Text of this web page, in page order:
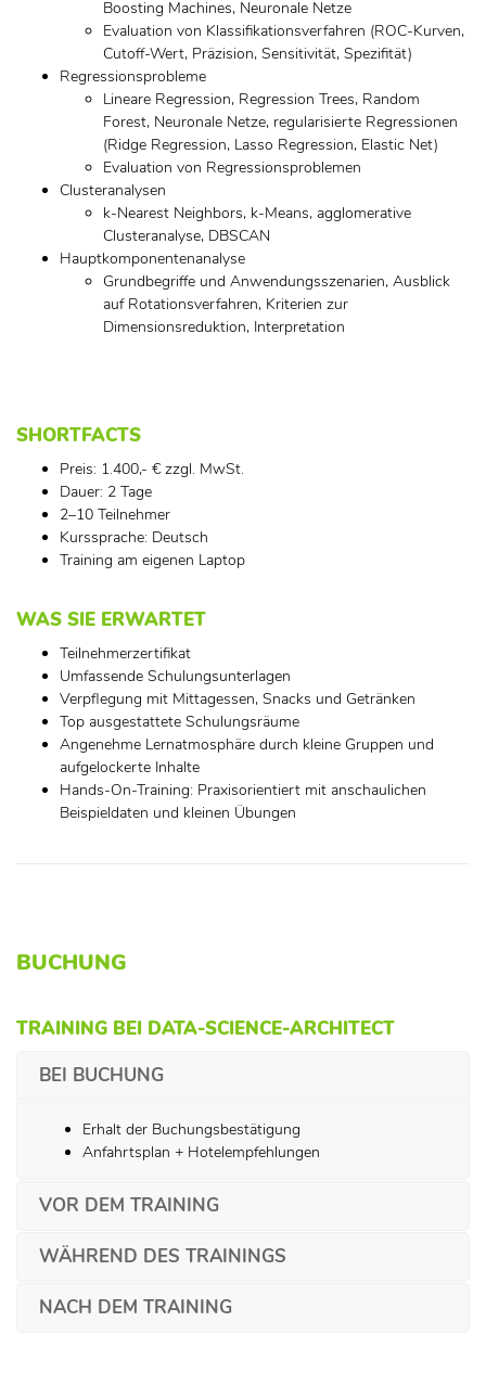
Boosting Machines, Neuronale Netze
Evaluation von Klassifikationsverfahren (ROC-Kurven,
Cutoff-Wert, Präzision, Sensitivität, Spezifität)
Regressionsprobleme
Lineare Regression, Regression Trees, Random
Forest, Neuronale Netze, regularisierte Regressionen
(Ridge Regression, Lasso Regression, Elastic Net)
Evaluation von Regressionsproblemen
Clusteranalysen
k-Nearest Neighbors, k-Means, agglomerative
Clusteranalyse, DBSCAN
Hauptkomponentenanalyse
Grundbegriffe und Anwendungsszenarien, Ausblick
auf Rotationsverfahren, Kriterien zur
Dimensionsreduktion, Interpretation
SHORTFACTS
Preis: 1.400,- € zzgl. MwSt.
Dauer: 2 Tage
2–10 Teilnehmer
Kurssprache: Deutsch
Training am eigenen Laptop
WAS SIE ERWARTET
Teilnehmerzertifikat
Umfassende Schulungsunterlagen
Verpflegung mit Mittagessen, Snacks und Getränken
Top ausgestattete Schulungsräume
Angenehme Lernatmosphäre durch kleine Gruppen und
aufgelockerte Inhalte
Hands-On-Training: Praxisorientiert mit anschaulichen
Beispieldaten und kleinen Übungen
BUCHUNG
TRAINING BEI DATA-SCIENCE-ARCHITECT
BEI BUCHUNG
Erhalt der Buchungsbestätigung
Anfahrtsplan + Hotelempfehlungen
VOR DEM TRAINING
WÄHREND DES TRAININGS
NACH DEM TRAINING